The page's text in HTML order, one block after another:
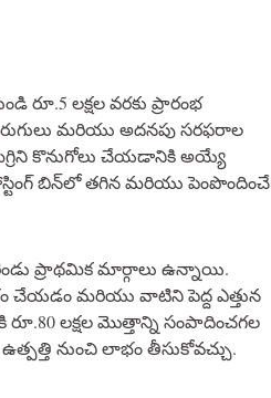
రూ.5 లక్షల వరకు ప్రారంభ
మరియు అదనపు సరఫరాల
కొనుగోలు చేయడానికి అయ్యే
బిన్‌లో తగిన మరియు పెంపొందించే
రెండు ప్రాథమిక మార్గాలు ఉన్నాయి.
చేయడం మరియు వాటిని పెద్ద ఎత్తున
లక్షల మొత్తాన్ని సంపాదించగల
నుంచి లాభం తీసుకోవచ్చు.